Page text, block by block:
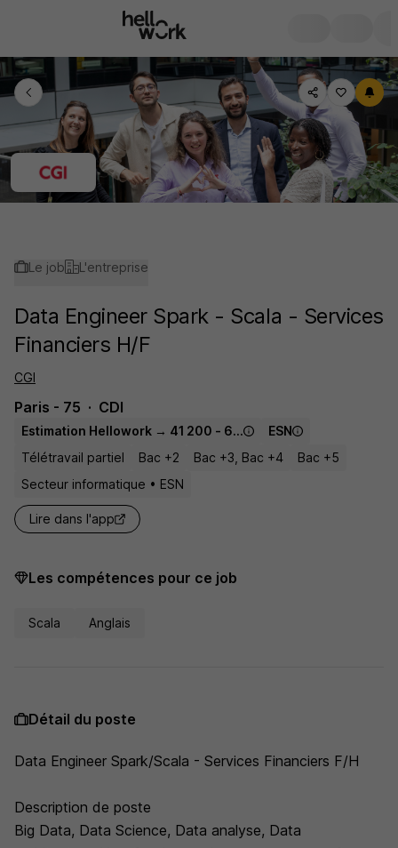
Le job L'entreprise
Data Engineer Spark - Scala - Services
Financiers H/F
CGI
Paris - 75 CDI
Estimation Hellowork → 41 200 - 67 500 € / an
ESN
Télétravail partiel
Bac +2 Bac +3, Bac +4
Bac +5
Secteur informatique • ESN
Lire dans l'app
Les compétences pour ce job
Scala Anglais
Détail du poste
Data Engineer Spark/Scala - Services Financiers F/H
Description de poste
Big Data, Data Science, Data analyse, Data